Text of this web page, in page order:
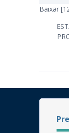
Baixar